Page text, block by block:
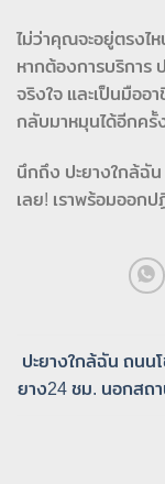
ไม่ว่าคุณจะอยู่ตรงไ
หากต้องการบริการ
จริงใจ และเป็นมืออ
กลับมาหมุนได้อีกครั้
นึกถึง ปะยางใกล้ฉั
เลย! เราพร้อมออก
ปะยางใกล้ฉัน ถนน
ยาง24 ชม. นอกสถ